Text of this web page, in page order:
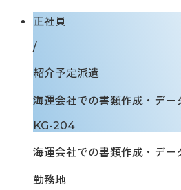
正社員
/
紹介予定派遣
海運会社での書類作成・デ
KG-204
海運会社での書類作成・デ
勤務地